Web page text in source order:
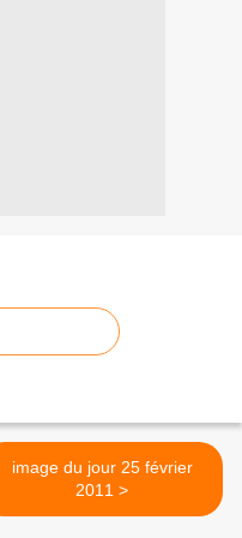
image du jour 25 février
2011 >